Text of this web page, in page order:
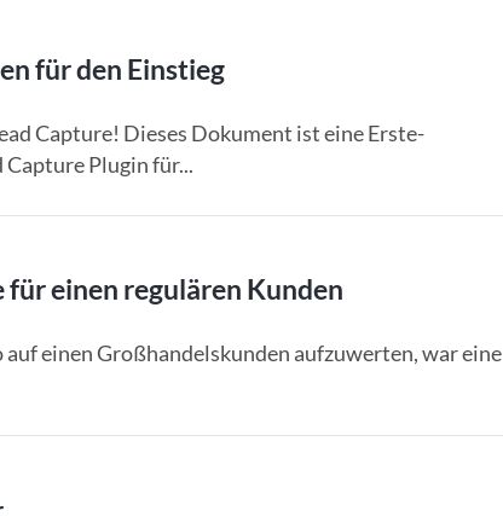
für den Einstieg
Capture! Dieses Dokument ist eine Erste-
Plugin für...
einen regulären Kunden
einen Großhandelskunden aufzuwerten, war eine